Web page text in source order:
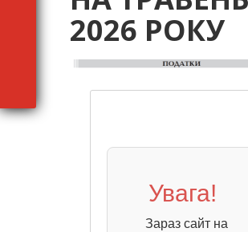
2026 РОКУ
Увага!
Зараз сайт на